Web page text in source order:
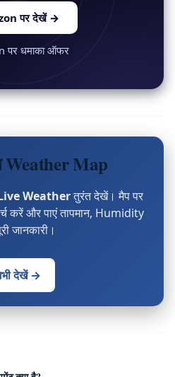
पर देखें→
पर धमाका ऑफर
Weather Map
Weatherतुरंत देखें। मैप पर
करें और पाएं तापमान, Humidity
जानकारी।
देखें →